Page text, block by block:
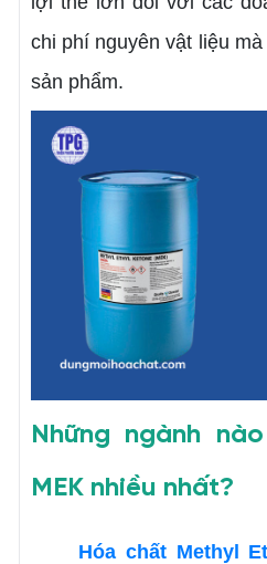
chi phí nguyên vật liệu
sản phẩm.
Những ngành
MEK nhiều nhất?
Hóa chất Methyl